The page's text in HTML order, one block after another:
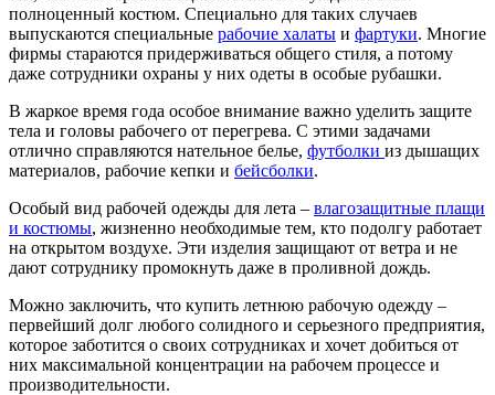
полноценный костюм. Специально для таких случаев
выпускаются специальные рабочие халаты и фартуки. Многие
фирмы стараются придерживаться общего стиля, а потому
даже сотрудники охраны у них одеты в особые рубашки.
В жаркое время года особое внимание важно уделить защите
тела и головы рабочего от перегрева. С этими задачами
отлично справляются нательное белье, футболки из дышащих
материалов, рабочие кепки и бейсболки.
Особый вид рабочей одежды для лета – влагозащитные плащи
и костюмы, жизненно необходимые тем, кто подолгу работает
на открытом воздухе. Эти изделия защищают от ветра и не
дают сотруднику промокнуть даже в проливной дождь.
Можно заключить, что купить летнюю рабочую одежду –
первейший долг любого солидного и серьезного предприятия,
которое заботится о своих сотрудниках и хочет добиться от
них максимальной концентрации на рабочем процессе и
производительности.